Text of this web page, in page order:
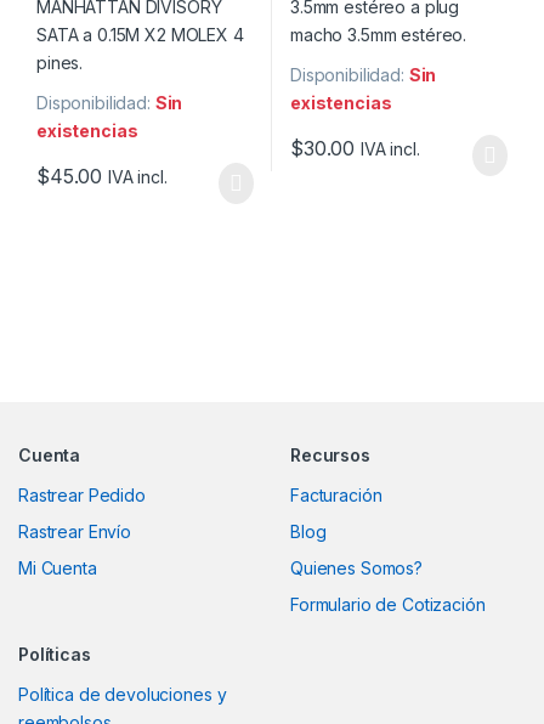
Disponibilidad: Sin
existencias
$45.00 IVA incl.
Disponibilidad: Sin
existencias
$30.00 IVA incl.
Cuenta
Rastrear Pedido
Rastrear Envío
Mi Cuenta
Recursos
Facturación
Blog
Quienes Somos?
Formulario de Cotización
Políticas
Política de devoluciones y